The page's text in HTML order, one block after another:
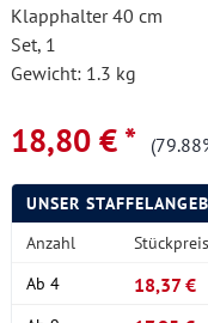
Klapphalter 40 cm
Set, 1
Gewicht: 1.3 kg
18,80 € *
UNSER
Anzahl
Stückpreis
Ab 4 18,37 €